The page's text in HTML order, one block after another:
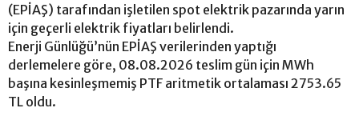
(EPİAŞ) tarafından işletilen spot elektrik pazarında yarın
için geçerli elektrik fiyatları belirlendi.
Enerji Günlüğü’nün EPİAŞ verilerinden yaptığı
derlemelere göre, 08.08.2026 teslim gün için MWh
başına kesinleşmemiş PTF aritmetik ortalaması 2753.65
TL oldu.